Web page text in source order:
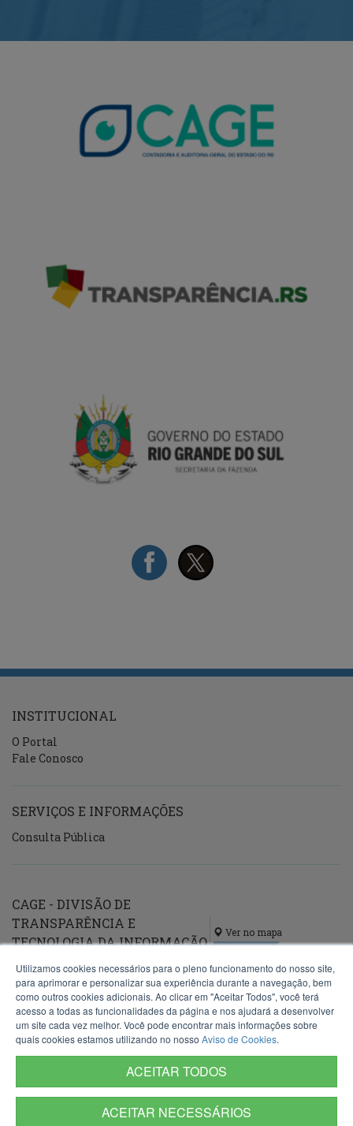
REDES
INSTITUCIONAL
O Portal
Fale Conosco
SERVIÇOS E INFORMAÇÕES
Consulta Pública
CAGE - DIVISÃO DE
TRANSPARÊNCIA E
TECNOLOGIA DA INFORMAÇÃO
(DTTI)
Avenida Mauá, 1155
412-A
Porto Alegre - RS
90030-080
Fone:(51) 3214-5200
dti.cage@sefaz.rs.gov.br
Ver no mapa
Utilizamos cookies necessários para o pleno funcionamento do nosso site,
para aprimorar e personalizar sua experiência durante a navegação, bem
como outros cookies adicionais. Ao clicar em "Aceitar Todos", você terá
acesso a todas as funcionalidades da página e nos ajudará a desenvolver
um site cada vez melhor. Você pode encontrar mais informações sobre
quais cookies estamos utilizando no nosso Aviso de Cookies.
ACEITAR TODOS
ACEITAR NECESSÁRIOS